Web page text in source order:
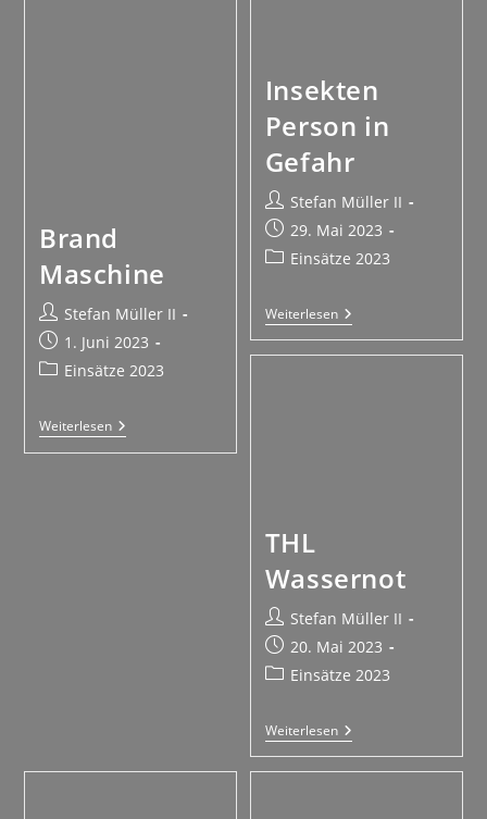
Brand
Maschine
Stefan Müller II
1. Juni 2023
Einsätze 2023
Weiterlesen
Insekten
Person in
Gefahr
Stefan Müller II
29. Mai 2023
Einsätze 2023
Weiterlesen
THL
Wassernot
Stefan Müller II
20. Mai 2023
Einsätze 2023
Weiterlesen